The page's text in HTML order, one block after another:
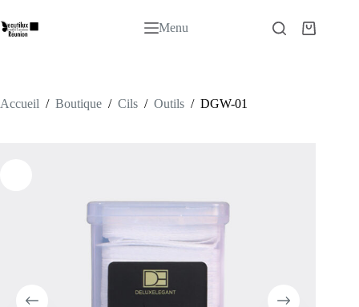
au
contenu
Menu
Panier
Accueil / Boutique / Cils / Outils / DGW-01